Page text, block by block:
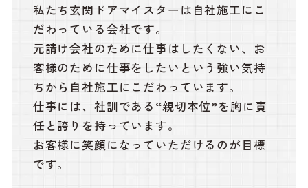
私たち玄関ドアマイスターは自社施工にこ
だわっている会社です。
元請け会社のために仕事はしたくない、お
客様のために仕事をしたいという強い気持
ちから自社施工にこだわっています。
仕事には、社訓である“親切本位”を胸に責
任と誇りを持っています。
お客様に笑顔になっていただけるのが目標
です。